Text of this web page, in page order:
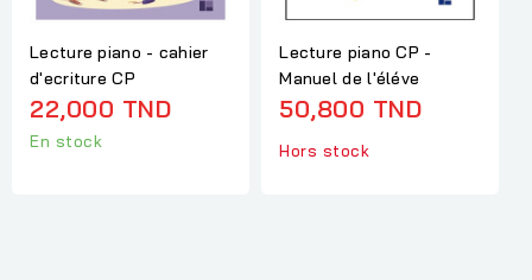
Lecture piano - cahier
d'ecriture CP
22,000 TND
En stock
Lecture piano CP -
Manuel de l'éléve
50,800 TND
Hors stock